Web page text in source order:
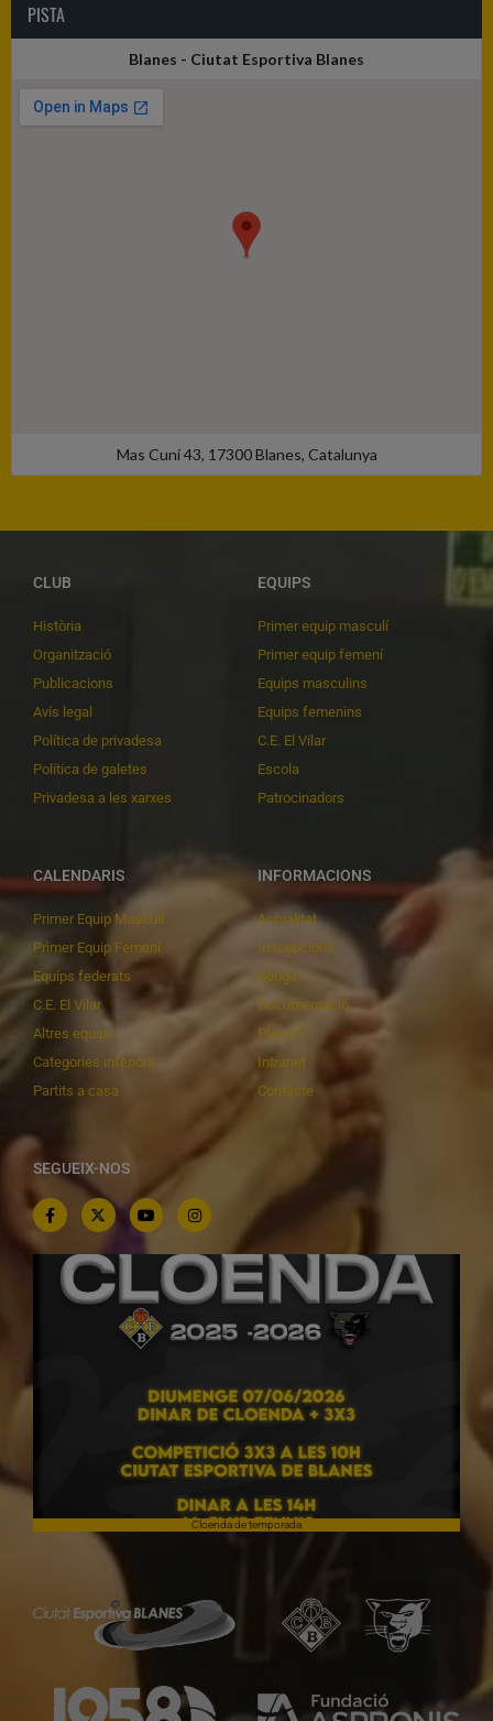
PISTA
Blanes - Ciutat Esportiva Blanes
Mas Cuní 43, 17300 Blanes, Catalunya
CLUB
Història
Organització
Publicacions
Avís legal
Política de privadesa
Política de galetes
Privadesa a les xarxes
EQUIPS
Primer equip masculí
Primer equip femení
Equips masculins
Equips femenins
C.E. El Vilar
Escola
Patrocinadors
CALENDARIS
Primer Equip Masculí
Primer Equip Femení
Equips federats
C.E. El Vilar
Altres equips
Categories inferiors
Partits a casa
INFORMACIONS
Actualitat
Inscripcions
Botiga
Documentació
Playoff
Intranet
Contacte
SEGUEIX-NOS
Cloenda de temporada